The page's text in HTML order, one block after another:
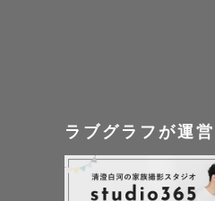
ラブグラフが運